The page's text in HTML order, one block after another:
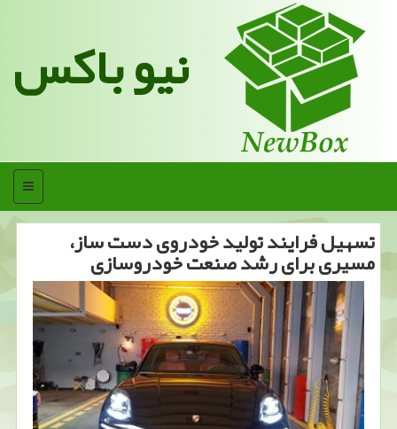
نیو باکس
منو
تسهیل فرایند تولید خودروی دست ساز،
مسیری برای رشد صنعت خودروسازی